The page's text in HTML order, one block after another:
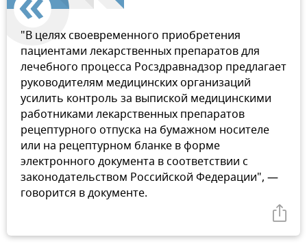
"В целях своевременного приобретения
пациентами лекарственных препаратов для
лечебного процесса Росздравнадзор предлагает
руководителям медицинских организаций
усилить контроль за выпиской медицинскими
работниками лекарственных препаратов
рецептурного отпуска на бумажном носителе
или на рецептурном бланке в форме
электронного документа в соответствии с
законодательством Российской Федерации", —
говорится в документе.